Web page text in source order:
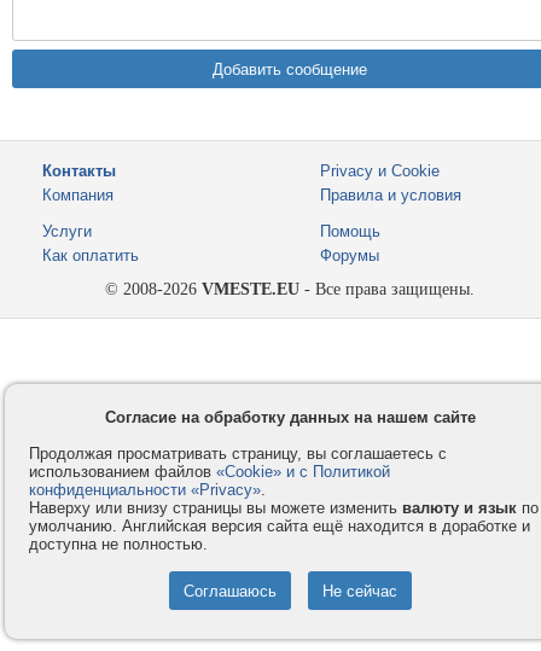
Контакты
Компания
Privacy и Cookie
Правила и условия
Услуги
Как оплатить
Помощь
Форумы
© 2008-2026 VMESTE.EU - Все права защищены.
Согласие на обработку данных на нашем сайте
Продолжая просматривать страницу, вы соглашаетесь с
использованием файлов «Cookie» и с Политикой
конфиденциальности «Privacy».
Наверху или внизу страницы вы можете изменить валюту и язык по
умолчанию. Английская версия сайта ещё находится в доработке и
доступна не полностью.